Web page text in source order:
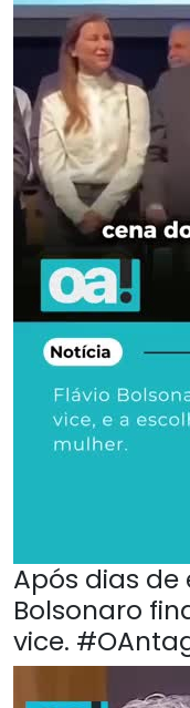
Após dias de
Bolsonaro
vice.